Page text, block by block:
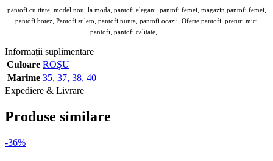
pantofi cu tinte, model nou, la moda, pantofi elegani, pantofi femei, magazin pantofi femei,
pantofi botez, Pantofi stileto, pantofi nunta, pantofi ocazii, Oferte pantofi, preturi mici
pantofi, pantofi calitate,
Informații suplimentare
Culoare ROŞU
Marime 35, 37, 38, 40
Expediere & Livrare
Produse similare
-36%